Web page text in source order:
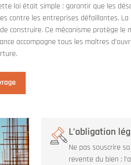
loi était simple : garantir que les
contre les entreprises défaillantes.
construire. Ce mécanisme protège
accompagne tous les maîtres
L’obligation
Ne pas souscrire
revente du bien :